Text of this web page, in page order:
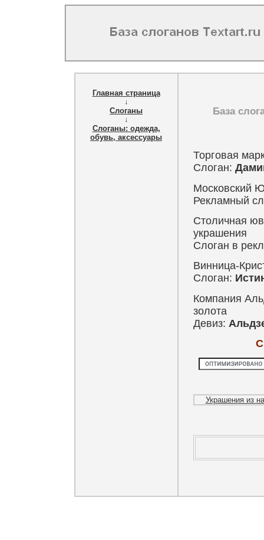
Главная страница
↓
Слоганы
↓
Слоганы: одежда,
обувь, аксессуары
База
Торговая
Слоган:
Московский
Рекламный
Столичная
украшения
Слоган в
Винница-
Слоган:
Компания
золота
Девиз:
Украшения из